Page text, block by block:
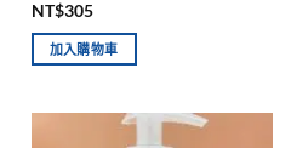
NT$305
加入購物車